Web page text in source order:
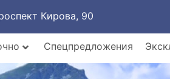
Кирова, 90
Спецпредложения